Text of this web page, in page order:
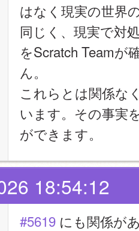
はなく現実の世界
同じく、現実で対
をScratch Teamが
ん。
これらとは関係な
います。その事実
ができます。
18:54:12
#5619 にも関係が